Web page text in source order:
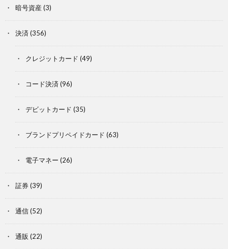
暗号資産 (3)
決済 (356)
クレジットカード (49)
コード決済 (96)
デビットカード (35)
ブランドプリペイドカード (63)
電子マネー (26)
証券(39)
通信(52)
通販 (22)